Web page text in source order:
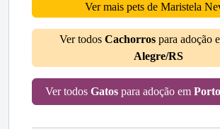
Ver mais pets de Maristela
Ver todos Cachorrospara adoção
Alegre/RS
Ver todos Gatospara adoção em